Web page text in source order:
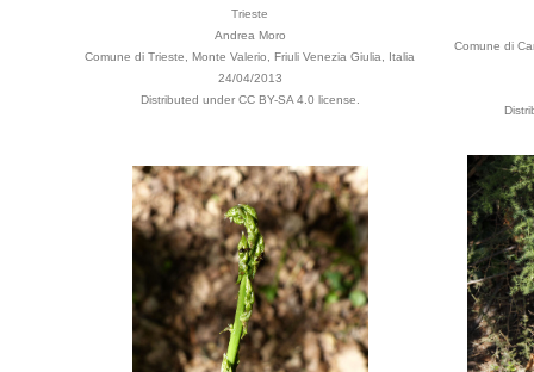
Trieste
Andrea Moro
Comune di Trieste, Monte Valerio, Friuli Venezia Giulia, Italia
24/04/2013
Distributed under CC BY-SA 4.0 license.
Comune di